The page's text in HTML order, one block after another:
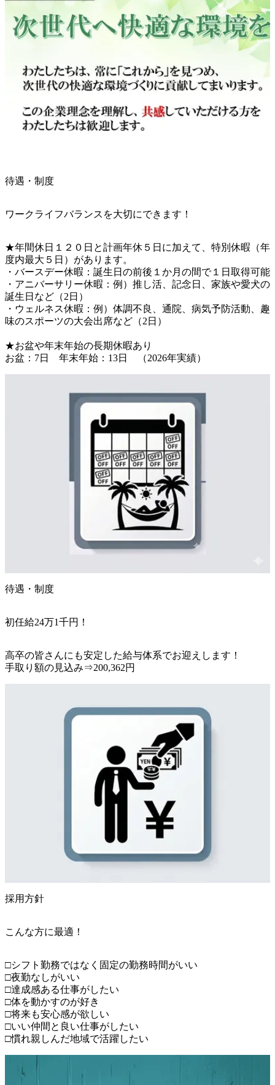
待遇・制度
ワークライフバランスを大切にできます！
★年間休日１２０日と計画年休５日に加えて、特別休暇（年
度内最大５日）があります。
・バースデー休暇：誕生日の前後１か月の間で１日取得可能
・アニバーサリー休暇：例）推し活、記念日、家族や愛犬の
誕生日など（2日）
・ウェルネス休暇：例）体調不良、通院、病気予防活動、趣
味のスポーツの大会出席など（2日）
★お盆や年末年始の長期休暇あり
待遇・制度
初任給24万1千円！
高卒の皆さんにも安定した給与体系でお迎えします！
手取り額の見込み⇒200,362円
採用方針
こんな方に最適！
□シフト勤務ではなく固定の勤務時間がいい
□夜勤なしがいい
□達成感ある仕事がしたい
□体を動かすのが好き
□将来も安心感が欲しい
□いい仲間と良い仕事がしたい
□慣れ親しんだ地域で活躍したい